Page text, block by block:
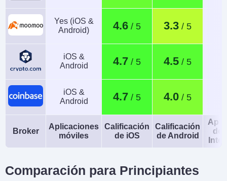
Yes (iOS &
Android)
4.6 3.3
iOS &
Android
4.7 4.5
iOS &
Android
4.7 4.0
Broker
Aplicaciones
móviles
Calificación
de iOS
Calificación
de Android
de
Comparación para Principiantes